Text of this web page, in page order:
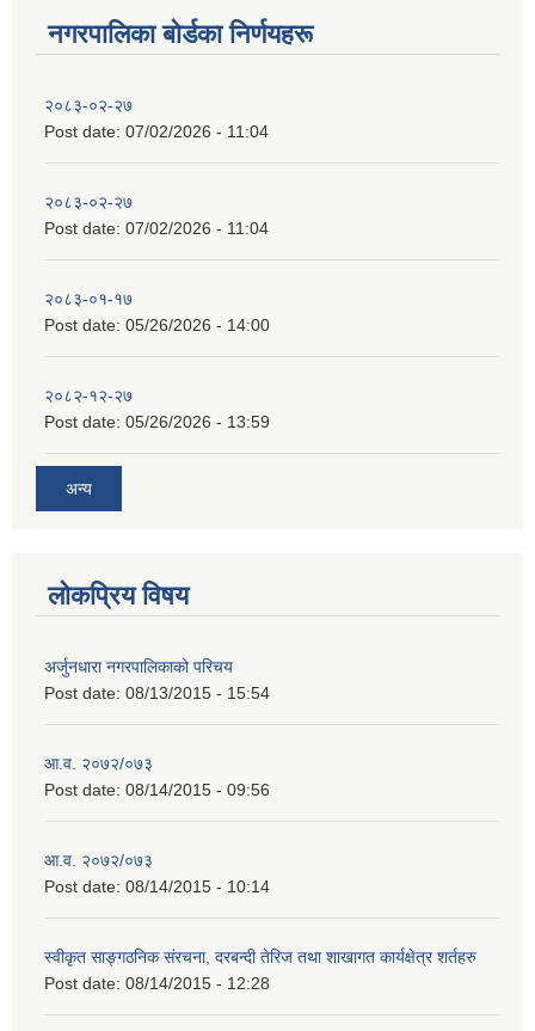
नगरपालिका बाेर्डका निर्णयहरू
२०८३-०२-२७
Post date: 07/02/2026 - 11:04
२०८३-०२-२७
Post date: 07/02/2026 - 11:04
२०८३-०१-१७
Post date: 05/26/2026 - 14:00
२०८२-१२-२७
Post date: 05/26/2026 - 13:59
अन्य
लोकप्रिय विषय
अर्जुनधारा नगरपालिकाको परिचय
Post date: 08/13/2015 - 15:54
आ.व. २०७२/०७३
Post date: 08/14/2015 - 09:56
आ.व. २०७२/०७३
Post date: 08/14/2015 - 10:14
स्वीकृत साङ्गठनिक संरचना, दरबन्दी तेरिज तथा शाखागत कार्यक्षेत्र शर्तहरु
Post date: 08/14/2015 - 12:28